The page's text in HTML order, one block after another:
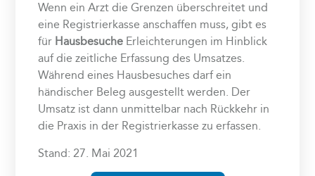
Wenn ein Arzt die Grenzen überschreitet und
eine Registrierkasse anschaffen muss, gibt es
für Hausbesuche Erleichterungen im Hinblick
auf die zeitliche Erfassung des Umsatzes.
Während eines Hausbesuches darf ein
händischer Beleg ausgestellt werden. Der
Umsatz ist dann unmittelbar nach Rückkehr in
die Praxis in der Registrierkasse zu erfassen.
Stand: 27. Mai 2021